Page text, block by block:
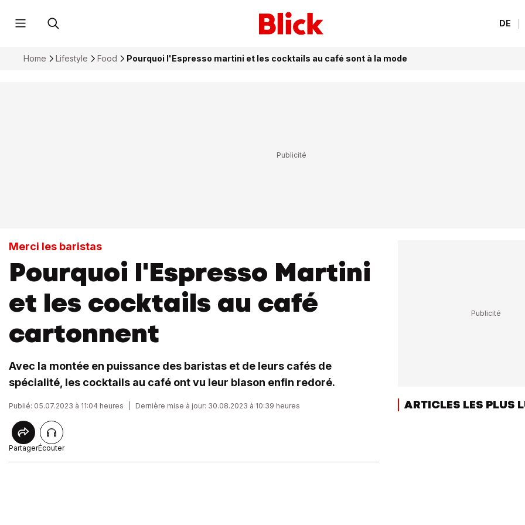
DE
Home Lifestyle Food Pourquoi l'Espresso martini et les cocktails au café sont à la mode
Merci les baristas
Pourquoi l'Espresso Martini
et les cocktails au café
cartonnent
Avec la montée en puissance des baristas et de leurs cafés de
spécialité, les cocktails au café ont vu leur blason enfin redoré.
Publié: 05.07.2023 à 11:04 heures Dernière mise à jour: 30.08.2023 à 10:39 heures
PartagerÉcouter
ARTICLES LES PLUS